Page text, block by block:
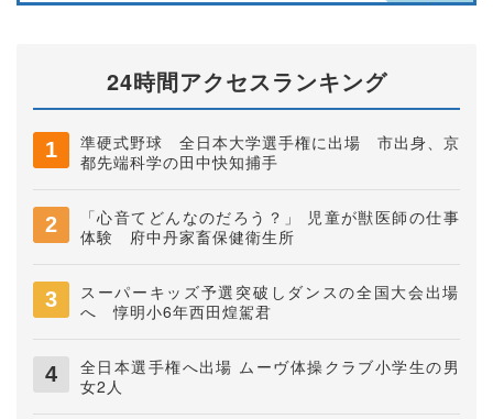
24時間アクセスランキング
準硬式野球 全日本大学選手権に出場 市出身、京
都先端科学の田中快知捕手
「心音てどんなのだろう？」 児童が獣医師の仕事
体験 府中丹家畜保健衛生所
スーパーキッズ予選突破しダンスの全国大会出場
へ 惇明小6年西田煌駕君
全日本選手権へ出場 ムーヴ体操クラブ小学生の男
女2人